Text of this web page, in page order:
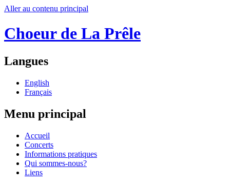
Aller au contenu principal
Choeur de La Prêle
Langues
English
Français
Menu principal
Accueil
Concerts
Informations pratiques
Qui sommes-nous?
Liens